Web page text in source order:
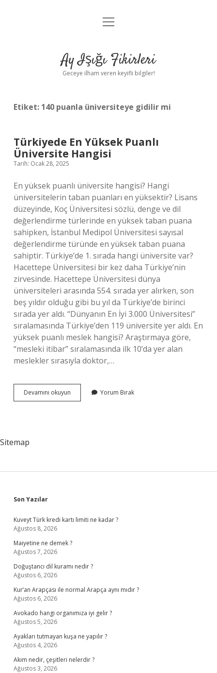
Anasayfa
Yasal Uyarı
menüyü
Ay Işığı Fikirleri
Geceye ilham veren keyifli bilgiler!
Etiket: 140 puanla üniversiteye gidilir mi
Türkiyede En Yüksek Puanlı
Üniversite Hangisi
Tarih: Ocak 28, 2025
En yüksek puanlı üniversite hangisi? Hangi
üniversitelerin taban puanları en yüksektir? Lisans
düzeyinde, Koç Üniversitesi sözlü, denge ve dil
değerlendirme türlerinde en yüksek taban puana
sahipken, İstanbul Medipol Üniversitesi sayısal
değerlendirme türünde en yüksek taban puana
sahiptir. Türkiye’de 1. sırada hangi üniversite var?
Hacettepe Üniversitesi bir kez daha Türkiye’nin
zirvesinde. Hacettepe Üniversitesi dünya
üniversiteleri arasında 554. sırada yer alırken, son
beş yıldır olduğu gibi bu yıl da Türkiye’de birinci
sırada yer aldı. “Dünyanın En İyi 3.000 Üniversitesi”
sıralamasında Türkiye’den 119 üniversite yer aldı. En
yüksek puanlı meslek hangisi? Araştırmaya göre,
“mesleki itibar” sıralamasında ilk 10’da yer alan
meslekler sırasıyla doktor,…
Devamını okuyun Türkiyede
En
Yorum Bırak
Sitemap
Sidebar
Son Yazılar
Kuveyt Türk kredi kartı limiti ne kadar ?
Ağustos 8, 2026
Maiyetine ne demek ?
Ağustos 7, 2026
Doğuştancı dil kuramı nedir ?
Ağustos 6, 2026
Kur’an Arapçası ile normal Arapça aynı mıdır ?
Ağustos 6, 2026
Avokado hangi organımıza iyi gelir ?
Ağustos 5, 2026
Ayakları tutmayan kuşa ne yapılır ?
Ağustos 4, 2026
Akım nedir, çeşitleri nelerdir ?
Ağustos 3, 2026